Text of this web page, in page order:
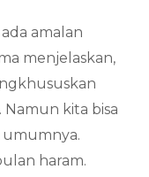
amalan
menjelaskan,
kita bisa
umumnya.
haram.